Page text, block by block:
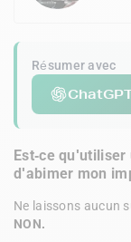
Résumer avec
Est-ce
d'abimer mon
Ne laissons aucun
NON.